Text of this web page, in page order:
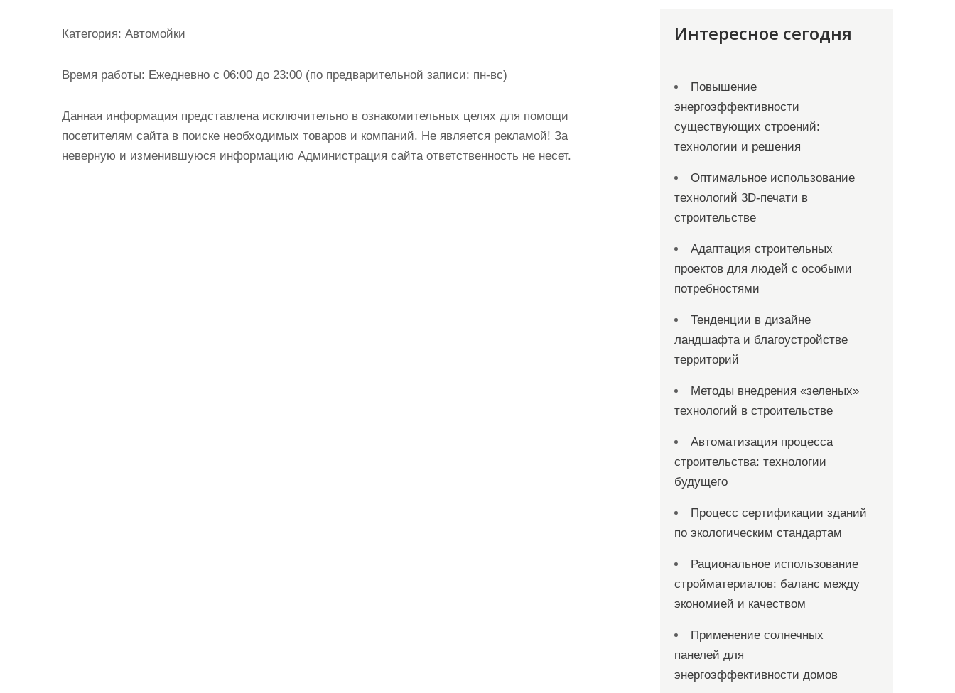
Категория: Автомойки
Время работы: Ежедневно с 06:00 до 23:00 (по предварительной записи: пн-вс)
Данная информация представлена исключительно в ознакомительных целях для помощи
посетителям сайта в поиске необходимых товаров и компаний. Не является рекламой! За
неверную и изменившуюся информацию Администрация сайта ответственность не несет.
Интересное сегодня
Повышение
энергоэффективности
существующих строений:
технологии и решения
Оптимальное использование
технологий 3D-печати в
строительстве
Адаптация строительных
проектов для людей с особыми
потребностями
Тенденции в дизайне
ландшафта и благоустройстве
территорий
Методы внедрения «зеленых»
технологий в строительстве
Автоматизация процесса
строительства: технологии
будущего
Процесс сертификации зданий
по экологическим стандартам
Рациональное использование
стройматериалов: баланс между
экономией и качеством
Применение солнечных
панелей для
энергоэффективности домов